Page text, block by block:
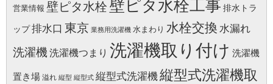
営業情報 壁ピタ水栓 壁ピタ水栓工事 排水トラ
ップ排水口 東京 業務用洗濯機 水まわり 水栓交換 水漏れ
洗濯機 洗濯機つまり 洗濯機取り付け 洗濯機
置き場 溢れ 縦型 縦型式 縦型式洗濯機縦型式洗濯機取